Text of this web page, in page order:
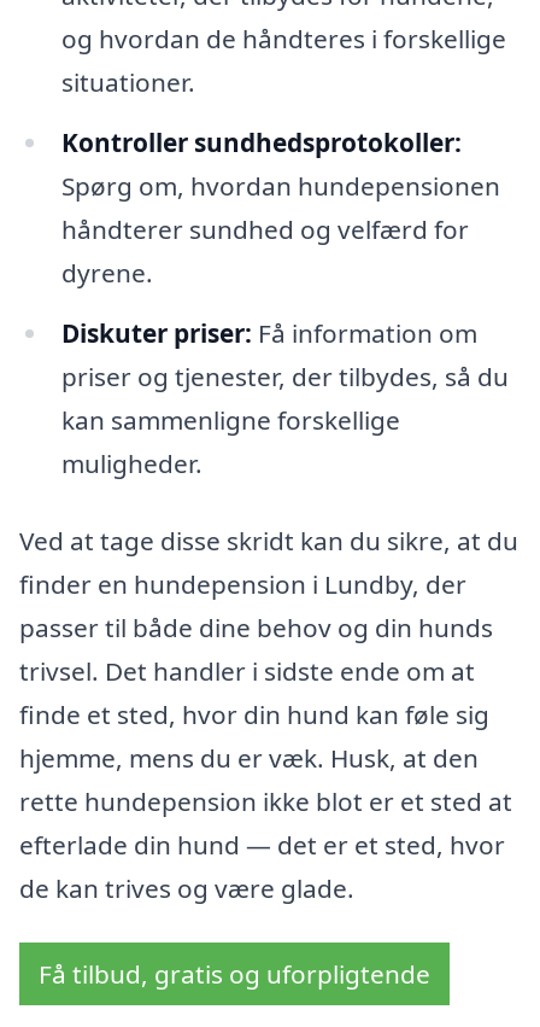
og hvordan de håndteres i forskellige
situationer.
Kontroller sundhedsprotokoller:
Spørg om, hvordan hundepensionen
håndterer sundhed og velfærd for
dyrene.
Diskuter priser: Få information om
priser og tjenester, der tilbydes, så du
kan sammenligne forskellige
muligheder.
Ved at tage disse skridt kan du sikre, at du
finder en hundepension i Lundby, der
passer til både dine behov og din hunds
trivsel. Det handler i sidste ende om at
finde et sted, hvor din hund kan føle sig
hjemme, mens du er væk. Husk, at den
rette hundepension ikke blot er et sted at
efterlade din hund — det er et sted, hvor
de kan trives og være glade.
Få tilbud, gratis og uforpligtende